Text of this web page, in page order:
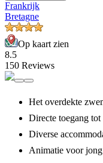
Frankrijk
Bretagne
Op kaart zien
8.5
150 Reviews
Het overdekte
Directe toegang
Diverse
Animatie voor